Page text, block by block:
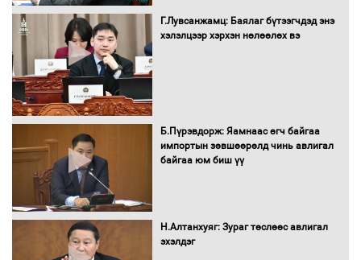
Санхүүгийн хэмнэлтийн горимд эрүүл
Нөөцийн махны худалдаа,
борлуулалтыг нээлттэй ил тод
болгоно
Монгол Улс “COP17”-д “Тал хээрийн
төлөвлөгөө”-гөө танилцуулна
Г.Лувсанжамц: Баялаг бүтээгчдэд энэ
хэлэлцээр хэрхэн нөлөөлөх вэ
Б.Пүрэвдорж: Яамнаас өгч байгаа
импортын зөвшөөрөлд чинь авлигал
байгаа юм биш үү
Н.Алтанхуяг: Зураг төслөөс авлигал
эхэлдэг